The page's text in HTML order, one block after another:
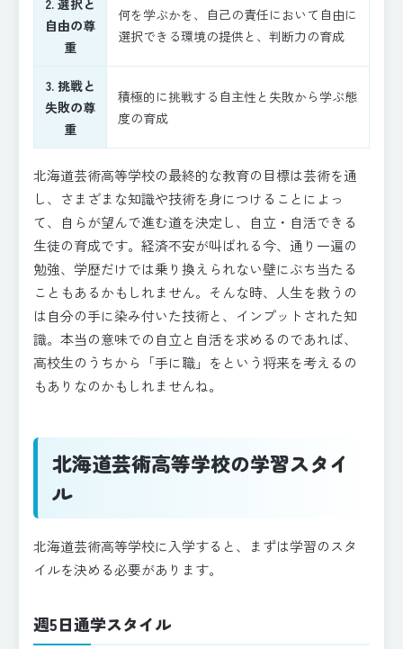
2. 選択と
自由の尊
重
何を学ぶかを、自己の責任において自由に
選択できる環境の提供と、判断力の育成
3. 挑戦と
失敗の尊
重
積極的に挑戦する自主性と失敗から学ぶ態
度の育成
北海道芸術高等学校の最終的な教育の目標は芸術を通
し、さまざまな知識や技術を身につけることによっ
て、自らが望んで進む道を決定し、自立・自活できる
生徒の育成です。経済不安が叫ばれる今、通り一遍の
勉強、学歴だけでは乗り換えられない壁にぶち当たる
こともあるかもしれません。そんな時、人生を救うの
は自分の手に染み付いた技術と、インプットされた知
識。本当の意味での自立と自活を求めるのであれば、
高校生のうちから「手に職」をという将来を考えるの
もありなのかもしれませんね。
北海道芸術高等学校の学習スタイ
ル
北海道芸術高等学校に入学すると、まずは学習のスタ
イルを決める必要があります。
週5日通学スタイル